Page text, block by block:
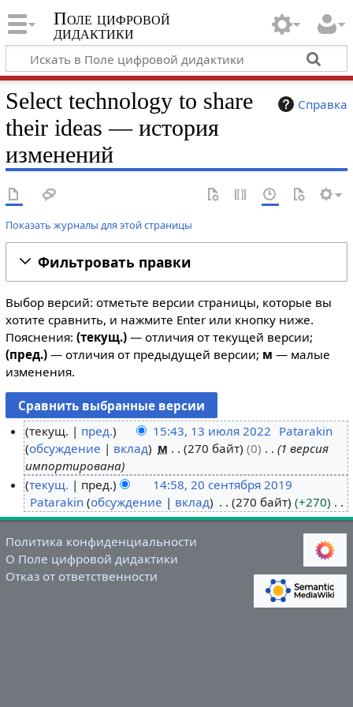
Поле цифровой
дидактики
Справка
Select technology to share
their ideas — история
изменений
Показать журналы для этой страницы
Фильтровать правки
Выбор версий: отметьте версии страницы, которые вы
хотите сравнить, и нажмите Enter или кнопку ниже.
Пояснения: (текущ.)— отличия от текущей версии;
(пред.)— отличия от предыдущей версии; м — малые
изменения.
и
л
я
2
0
текущ. пред. 15:43, 13 июля 2022 Patarakin
обсуждение
вклад м 270 байт 0
1 версия
импортирована
0
с
е
н
текущ. пред.
14:58, 20 сентября 2019
Patarakin обсуждение вклад 270 байт
+270
Н
е
т
о
Политика конфиденциальности
О Поле цифровой дидактики
Отказ от ответственности